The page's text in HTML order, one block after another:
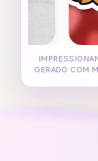
GERADO COM